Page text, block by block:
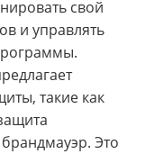
свой
и управлять
такие как
Это